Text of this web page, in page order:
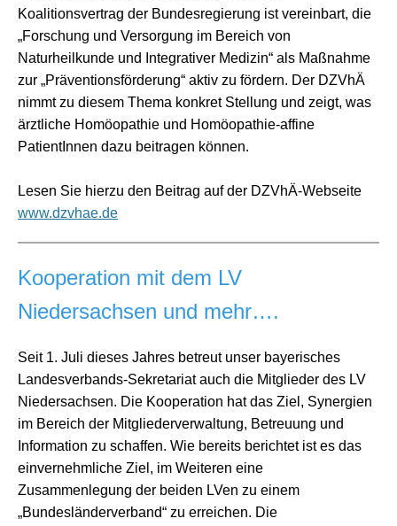
Koalitionsvertrag der Bundesregierung ist vereinbart, die
„Forschung und Versorgung im Bereich von
Naturheilkunde und Integrativer Medizin“ als Maßnahme
zur „Präventionsförderung“ aktiv zu fördern. Der DZVhÄ
nimmt zu diesem Thema konkret Stellung und zeigt, was
ärztliche Homöopathie und Homöopathie-affine
PatientInnen dazu beitragen können.
Lesen Sie hierzu den Beitrag auf der DZVhÄ-Webseite
www.dzvhae.de
Kooperation mit dem LV
Niedersachsen und mehr….
Seit 1. Juli dieses Jahres betreut unser bayerisches
Landesverbands-Sekretariat auch die Mitglieder des LV
Niedersachsen. Die Kooperation hat das Ziel, Synergien
im Bereich der Mitgliederverwaltung, Betreuung und
Information zu schaffen. Wie bereits berichtet ist es das
einvernehmliche Ziel, im Weiteren eine
Zusammenlegung der beiden LVen zu einem
„Bundesländerverband“ zu erreichen. Die